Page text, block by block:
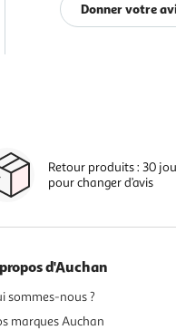
Donner votre
Retour produits : 30
pour changer d’avis
d'Auchan
sommes-nous ?
marques Auchan